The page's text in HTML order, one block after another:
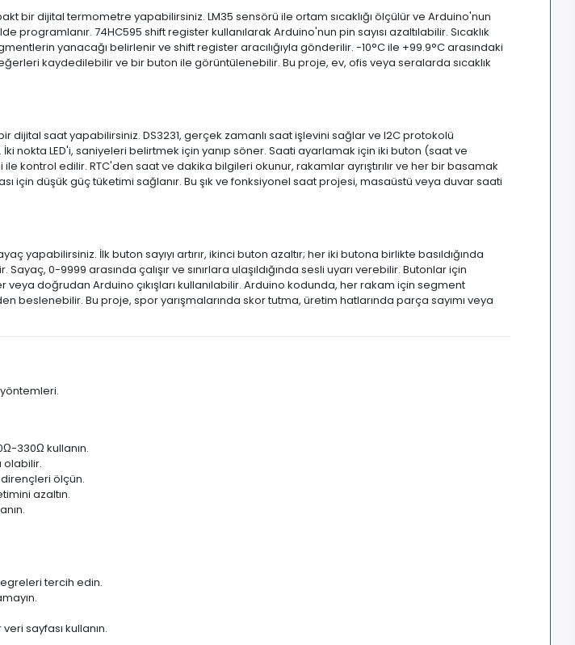
bir dijital termometre yapabilirsiniz. LM35 sensörü ile ortam sıcaklığı ölçülür ve Arduino'nun
programlanır. 74HC595 shift register kullanılarak Arduino'nun pin sayısı azaltılabilir. Sıcaklık
yanacağı belirlenir ve shift register aracılığıyla gönderilir. -10°C ile +99.9°C arasındaki
kaydedilebilir ve bir buton ile görüntülenebilir. Bu proje, ev, ofis veya seralarda sıcaklık
dijital saat yapabilirsiniz. DS3231, gerçek zamanlı saat işlevini sağlar ve I2C protokolü
nokta LED'i, saniyeleri belirtmek için yanıp söner. Saati ayarlamak için iki buton (saat ve
kontrol edilir. RTC'den saat ve dakika bilgileri okunur, rakamlar ayrıştırılır ve her bir basamak
düşük güç tüketimi sağlanır. Bu şık ve fonksiyonel saat projesi, masaüstü veya duvar saati
İlk buton sayıyı artırır, ikinci buton azaltır; her iki butona birlikte basıldığında
0-9999 arasında çalışır ve sınırlara ulaşıldığında sesli uyarı verebilir. Butonlar için
doğrudan Arduino çıkışları kullanılabilir. Arduino kodunda, her rakam için segment
beslenebilir. Bu proje, spor yarışmalarında skor tutma, üretim hatlarında parça sayımı veya
330Ω kullanın.
olabilir.
dirençleri ölçün.
azaltın.
tercih edin.
sayfası kullanın.